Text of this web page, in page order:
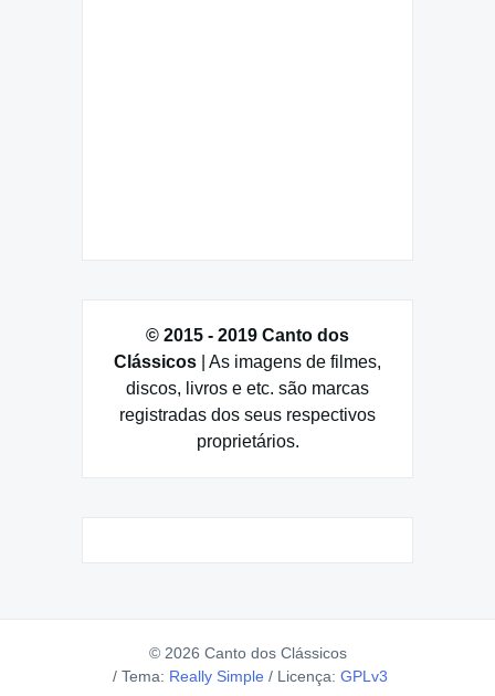
© 2015 - 2019 Canto dos
Clássicos | As imagens de filmes,
discos, livros e etc. são marcas
registradas dos seus respectivos
proprietários.
© 2026 Canto dos Clássicos
/ Tema: Really Simple / Licença: GPLv3